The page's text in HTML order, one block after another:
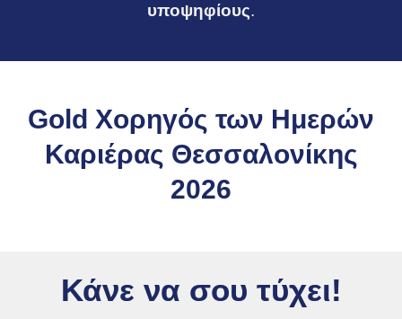
υποψηφίους.
Gold Χορηγός των Ημερών
Καριέρας Θεσσαλονίκης
2026
Κάνε να σου τύχει!​